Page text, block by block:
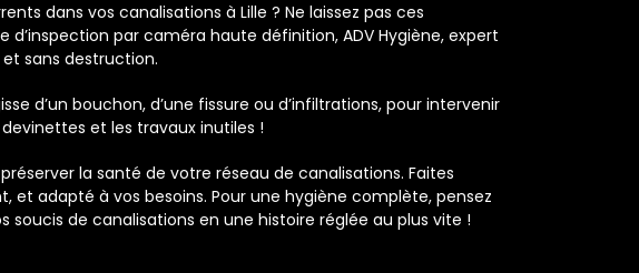
dans vos canalisations à Lille ? Ne laissez pas ces
par caméra haute définition, ADV Hygiène, expert
sans destruction.
d’un bouchon, d’une fissure ou d’infiltrations, pour intervenir
devinettes et les travaux inutiles !
la santé de votre réseau de canalisations. Faites
et adapté à vos besoins. Pour une hygiène complète, pensez
soucis de canalisations en une histoire réglée au plus vite !